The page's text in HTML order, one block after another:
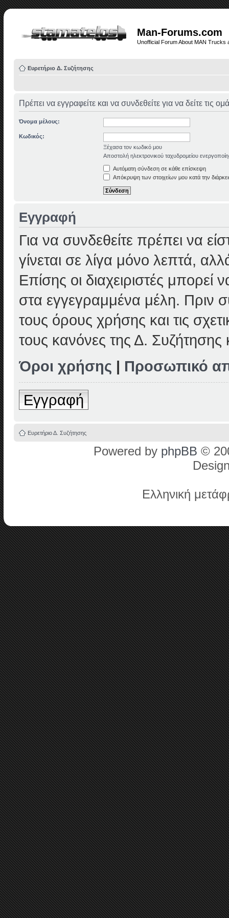
Man-Forums.com
Unofficial Forum About MAN Trucks
Ευρετήριο Δ. Συζήτησης
Πρέπει να εγγραφείτε και να συνδεθείτε για να δείτε τις
Όνομα μέλους:
Κωδικός:
Ξέχασα τον κωδικό μου
Αποστολή ηλεκτρονικού ταχυδρομείου
Αυτόματη σύνδεση σε κάθε επίσκεψη
Απόκρυψη των στοιχείων μου κατά την
Εγγραφή
Για να συνδεθείτε πρέπει να
γίνεται σε λίγα μόνο λεπτά,
Επίσης οι διαχειριστές
στα εγγεγραμμένα μέλη. Πριν
τους όρους χρήσης και τις
τους κανόνες της Δ.
Όροι χρήσης | Προσωπικό
Εγγραφή
Ευρετήριο Δ. Συζήτησης
Powered by phpBB ©
Ελληνική